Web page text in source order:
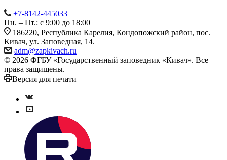
+7-8142-445033
Пн. – Пт.: с 9:00 до 18:00
186220, Республика Карелия, Кондопожский район, пос.
Кивач, ул. Заповедная, 14.
adm@zapkivach.ru
© 2026 ФГБУ «Государственный заповедник «Кивач». Все
права защищены.
Версия для печати